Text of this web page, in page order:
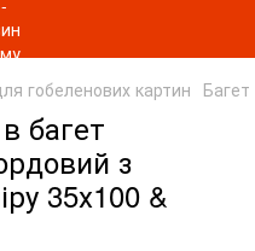
гобеленових картин
багет
з
35х100 &